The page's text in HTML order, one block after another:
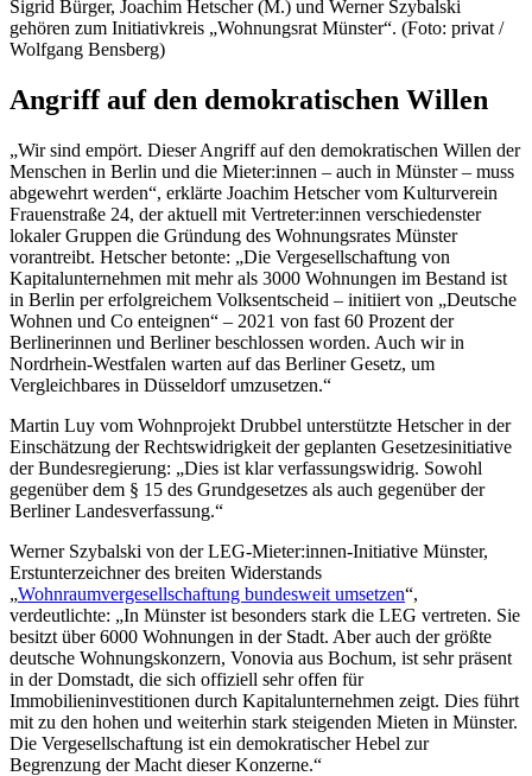
Sigrid Bürger, Joachim Hetscher (M.) und Werner Szybalski
gehören zum Initiativkreis „Wohnungsrat Münster“. (Foto: privat /
Wolfgang Bensberg)
Angriff auf den demokratischen Willen
„Wir sind empört. Dieser Angriff auf den demokratischen Willen der
Menschen in Berlin und die Mieter:innen – auch in Münster – muss
abgewehrt werden“, erklärte Joachim Hetscher vom Kulturverein
Frauenstraße 24, der aktuell mit Vertreter:innen verschiedenster
lokaler Gruppen die Gründung des Wohnungsrates Münster
vorantreibt. Hetscher betonte: „Die Vergesellschaftung von
Kapitalunternehmen mit mehr als 3000 Wohnungen im Bestand ist
in Berlin per erfolgreichem Volksentscheid – initiiert von „Deutsche
Wohnen und Co enteignen“ – 2021 von fast 60 Prozent der
Berlinerinnen und Berliner beschlossen worden. Auch wir in
Nordrhein-Westfalen warten auf das Berliner Gesetz, um
Vergleichbares in Düsseldorf umzusetzen.“
Martin Luy vom Wohnprojekt Drubbel unterstützte Hetscher in der
Einschätzung der Rechtswidrigkeit der geplanten Gesetzesinitiative
der Bundesregierung: „Dies ist klar verfassungswidrig. Sowohl
gegenüber dem § 15 des Grundgesetzes als auch gegenüber der
Berliner Landesverfassung.“
Werner Szybalski von der LEG-Mieter:innen-Initiative Münster,
Erstunterzeichner des breiten Widerstands
„Wohnraumvergesellschaftung bundesweit umsetzen“,
verdeutlichte: „In Münster ist besonders stark die LEG vertreten. Sie
besitzt über 6000 Wohnungen in der Stadt. Aber auch der größte
deutsche Wohnungskonzern, Vonovia aus Bochum, ist sehr präsent
in der Domstadt, die sich offiziell sehr offen für
Immobilieninvestitionen durch Kapitalunternehmen zeigt. Dies führt
mit zu den hohen und weiterhin stark steigenden Mieten in Münster.
Die Vergesellschaftung ist ein demokratischer Hebel zur
Begrenzung der Macht dieser Konzerne.“